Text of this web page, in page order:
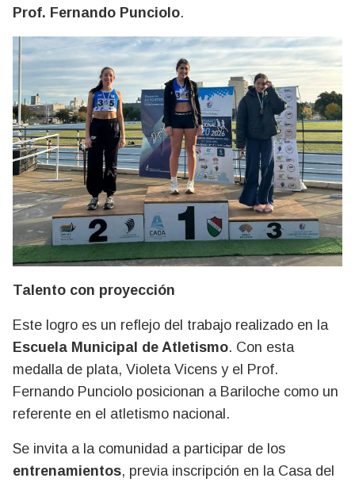
Prof. Fernando Punciolo.
Talento con proyección
Este logro es un reflejo del trabajo realizado en la
Escuela Municipal de Atletismo. Con esta
medalla de plata, Violeta Vicens y el Prof.
Fernando Punciolo posicionan a Bariloche como un
referente en el atletismo nacional.
Se invita a la comunidad a participar de los
entrenamientos, previa inscripción en la Casa del